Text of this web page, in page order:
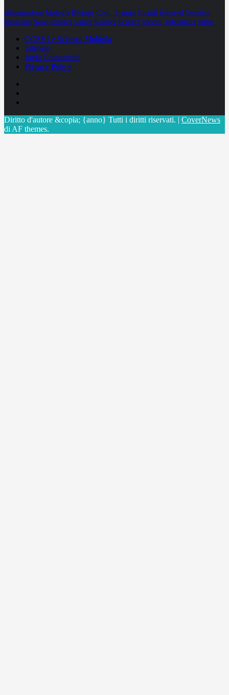
alimentazione biologia Biology Com. Stampa Epatiti featured Genetica
Medicina News Ricerca Salute Science Scienza vaccini Veterinaria video
CCSVI e Sclerosi Multipla
Sitemap
Invia Comunicati
Privacy Policy
Diritto d'autore &copia; {anno} Tutti i diritti riservati. | CoverNews
di AF themes.